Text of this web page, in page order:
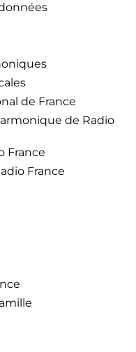
de France
de Radio
France
France